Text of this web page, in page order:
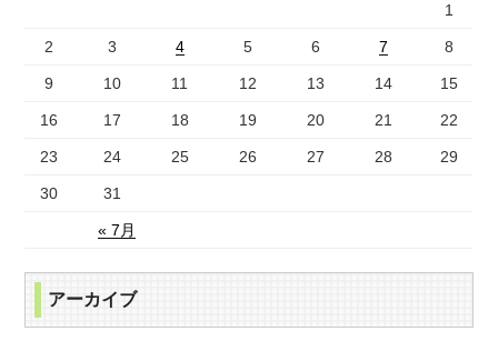
« 7月
1
2 3 4 5 6 7 8
9 10 11 12 13 14 15
16 17 18 19 20 21 22
23 24 25 26 27 28 29
30 31
アーカイブ